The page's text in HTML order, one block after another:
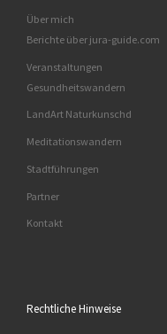
Über mich
Berichte über jura-guide.com
Veranstaltungen
Gesundheitswandern
LandArt Naturkunschd
Meditationswandern
Stadtführungen
Partner
Kontakt
Rechtliche Hinweise